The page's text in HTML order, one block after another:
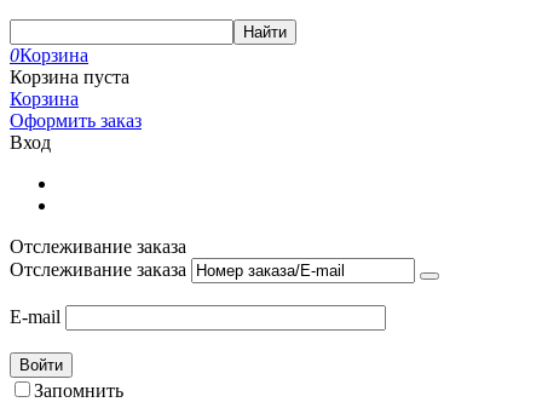
Найти
0Корзина
Корзина пуста
Корзина
Оформить заказ
Вход
Отслеживание заказа
Отслеживание заказа
E-mail
Войти
Запомнить